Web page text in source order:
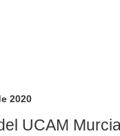
2020
UCAM